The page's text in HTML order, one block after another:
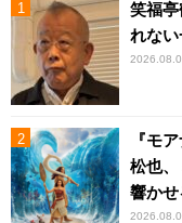
笑福
れな
『モ
松也
響かせ